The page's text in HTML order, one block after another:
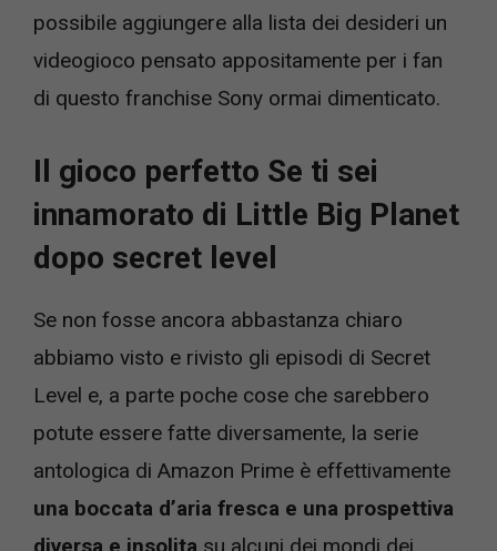
possibile aggiungere alla lista dei desideri un
videogioco pensato appositamente per i fan
di questo franchise Sony ormai dimenticato.
Il gioco perfetto Se ti sei
innamorato di Little Big Planet
dopo secret level
Se non fosse ancora abbastanza chiaro
abbiamo visto e rivisto gli episodi di Secret
Level e, a parte poche cose che sarebbero
potute essere fatte diversamente, la serie
antologica di Amazon Prime è effettivamente
una boccata d’aria fresca e una prospettiva
diversa e insolita su alcuni dei mondi dei